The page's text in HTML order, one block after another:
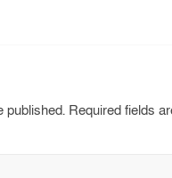
published. Required fields